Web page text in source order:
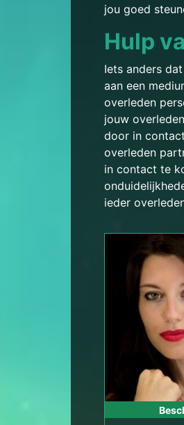
jou goed
Hulp
Iets anders
aan een
overleden
jouw
door in
overleden
in contact te
ieder